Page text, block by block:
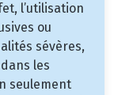
l’utilisation
ou
sévères,
les
seulement